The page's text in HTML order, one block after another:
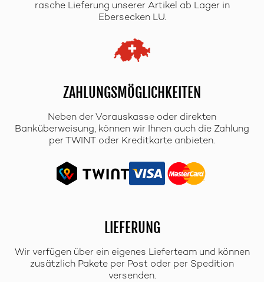
rasche Lieferung unserer Artikel ab Lager in
Ebersecken LU.
ZAHLUNGSMÖGLICHKEITEN
Neben der Vorauskasse oder direkten
Banküberweisung, können wir Ihnen auch die Zahlung
per TWINT oder Kreditkarte anbieten.
LIEFERUNG
Wir verfügen über ein eigenes Lieferteam und können
zusätzlich Pakete per Post oder per Spedition
versenden.